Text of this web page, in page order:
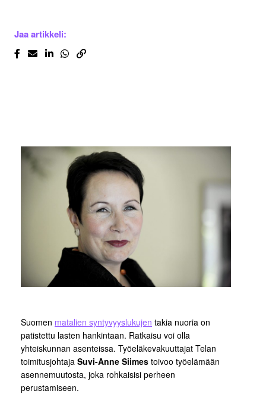
Jaa artikkeli:
Suomen matalien syntyvyyslukujen takia nuoria on
patistettu lasten hankintaan. Ratkaisu voi olla
yhteiskunnan asenteissa. Työeläkevakuuttajat Telan
toimitusjohtaja Suvi-Anne Siimes toivoo työelämään
asennemuutosta, joka rohkaisisi perheen
perustamiseen.